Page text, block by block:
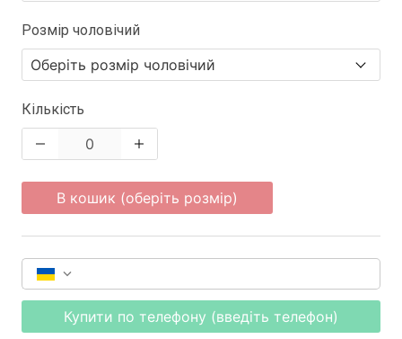
Розмір чоловічий
Кількість
В кошик (оберіть розмір)
Купити по телефону (введіть телефон)